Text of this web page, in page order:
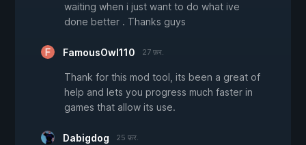
waiting when i just want to do what ive
done better . Thanks guys
FamousOwl110 27 फ़र.
Thank for this mod tool, its been a great of
help and lets you progress much faster in
games that allow its use.
Dabigdog 25 फ़र.